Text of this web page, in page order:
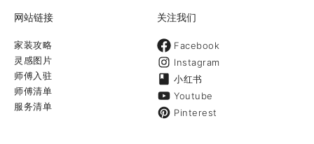
网站链接
家装攻略
灵感图片
师傅入驻
师傅清单
服务清单
关注我们
Facebook
Instagram
小红书
Youtube
Pinterest